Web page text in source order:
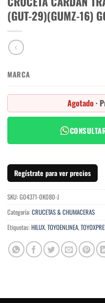
(GUT-29)(GUMZ-16)
MARCA
Agotado ·
Regístrate para ver precios
SKU: G04371-0K080-J
Categoría: CRUCETAS & CHUMACERAS
Etiquetas: HILUX,TOYOENLINEA,